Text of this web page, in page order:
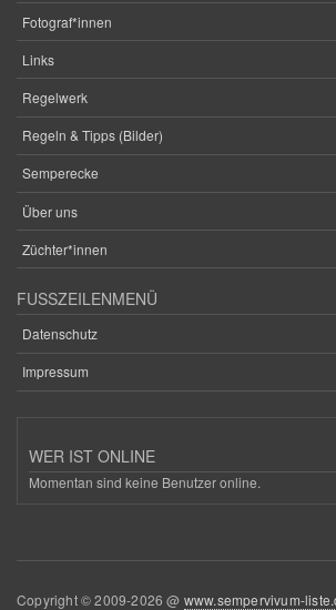
Fotograf*innen
Links
Regelwerk
Regeln & Tipps (Bilder)
Semperecke
Über uns
Züchter*innen
FUSSZEILENMENÜ
Datenschutz
Impressum
WER IST ONLINE
Momentan sind keine Benutzer online.
Copyright © 2009-2026 @ www.sempervivum-